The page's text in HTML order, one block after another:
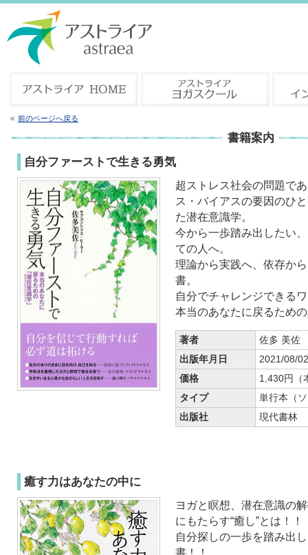
前のページへ戻る
書籍案内
自分ファーストで生きる勇気
超ストレス社会の問題で
ス・バイアスの要因のひ
た潜在意識学。
今から一歩踏み出したい
ての人へ。
理論から実践へ、依存か
書。
自分でチャレンジできる
本当のあなたに戻るため
著者
佐多 美佐
出版年月日
2021/08/02
価格
1,430円
タイプ
単行本（
出版社
現代書林
癒す力はあなたの中に
ヨガと瞑想、潜在意識の
にもたらす“癒し”とは！！
自分探しの一歩を踏み出
書！！